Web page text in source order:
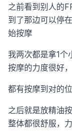
之前看到别人的
到了那边可以停
始按摩
我两次都是拿1个
按摩的力度很好
都有按摩到对的
之后就是放精油
整体都很舒服，